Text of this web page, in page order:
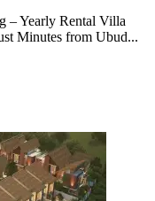
– Yearly Rental Villa
Minutes from Ubud...